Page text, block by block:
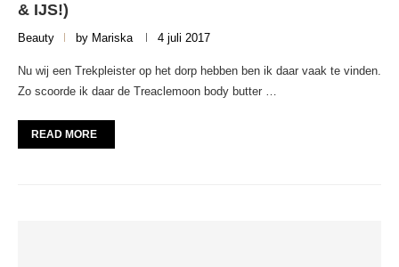
& IJS!)
Beauty by Mariska 4 juli 2017
Nu wij een Trekpleister op het dorp hebben ben ik daar vaak te vinden.
Zo scoorde ik daar de Treaclemoon body butter …
READ MORE